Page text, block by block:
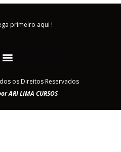
primeiro aqui !
os Direitos Reservados
ARI LIMA CURSOS